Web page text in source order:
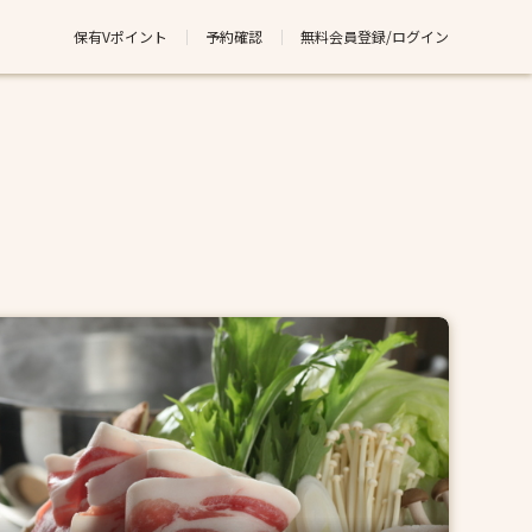
保有Vポイント 予約確認 無料会員登録/ログイン